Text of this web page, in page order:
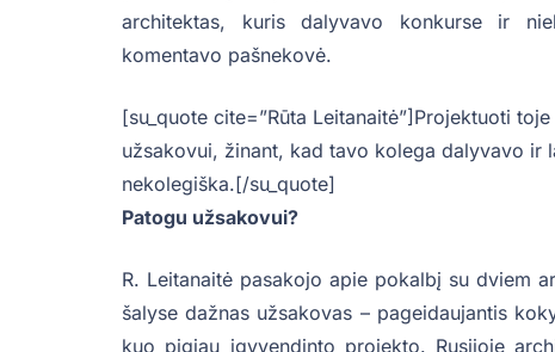
architektas, kuris dalyvavo konkurse ir
komentavo pašnekovė.
[su_quote cite=”Rūta Leitanaitė”]Projektuoti
užsakovui, žinant, kad tavo kolega dalyvavo ir
nekolegiška.[/su_quote]
Patogu užsakovui?
R. Leitanaitė pasakojo apie pokalbį su dviem
šalyse dažnas užsakovas – pageidaujantis
kuo pigiau įgyvendinto projekto. Rusijoje